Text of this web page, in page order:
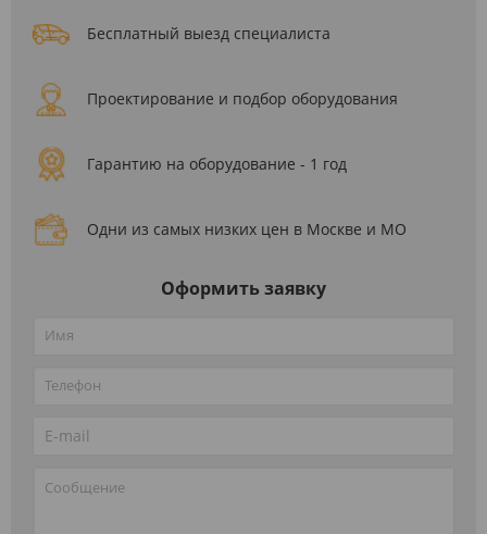
Бесплатный выезд специалиста
Проектирование и подбор оборудования
Гарантию на оборудование - 1 год
Одни из самых низких цен в Москве и МО
Оформить заявку